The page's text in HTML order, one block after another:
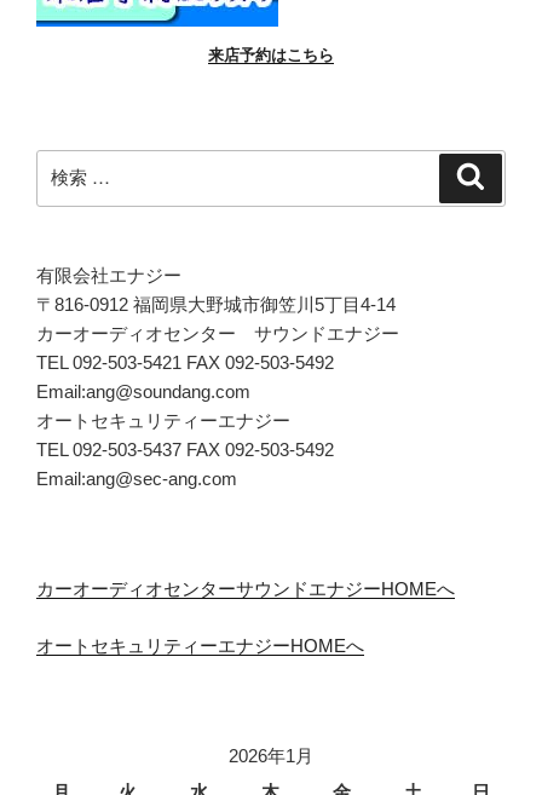
来店予約はこちら
検
索:
有限会社エナジー
〒816-0912 福岡県大野城市御笠川5丁目4-14
カーオーディオセンター サウンドエナジー
TEL 092-503-5421 FAX 092-503-5492
Email:ang@soundang.com
オートセキュリティーエナジー
TEL 092-503-5437 FAX 092-503-5492
Email:ang@sec-ang.com
カーオーディオセンターサウンドエナジーHOMEへ
オートセキュリティーエナジーHOMEへ
2026年1月